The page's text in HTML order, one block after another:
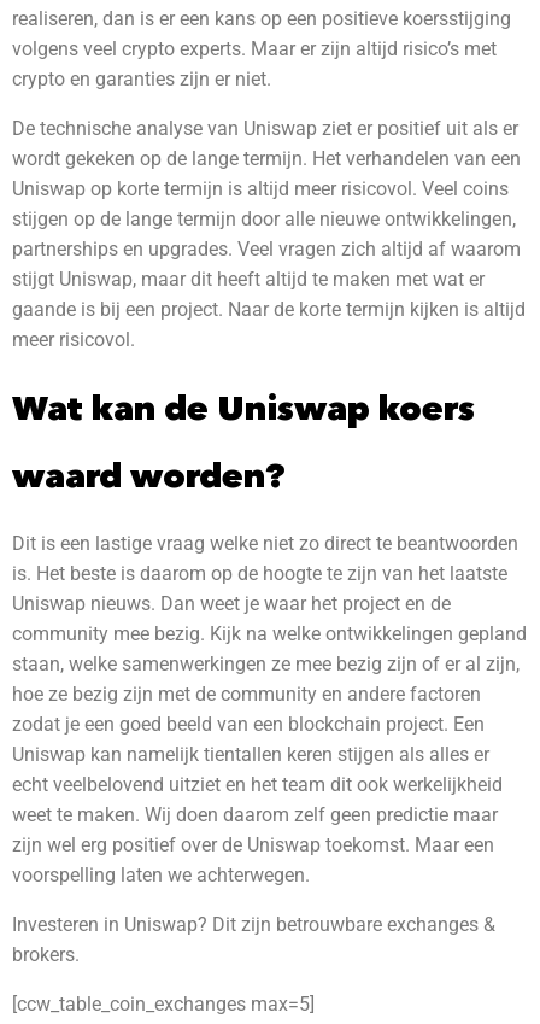
realiseren, dan is er een kans op een positieve koersstijging
volgens veel crypto experts. Maar er zijn altijd risico’s met
crypto en garanties zijn er niet.
De technische analyse van Uniswap ziet er positief uit als er
wordt gekeken op de lange termijn. Het verhandelen van een
Uniswap op korte termijn is altijd meer risicovol. Veel coins
stijgen op de lange termijn door alle nieuwe ontwikkelingen,
partnerships en upgrades. Veel vragen zich altijd af waarom
stijgt Uniswap, maar dit heeft altijd te maken met wat er
gaande is bij een project. Naar de korte termijn kijken is altijd
meer risicovol.
Wat kan de Uniswap koers
waard worden?
Dit is een lastige vraag welke niet zo direct te beantwoorden
is. Het beste is daarom op de hoogte te zijn van het laatste
Uniswap nieuws. Dan weet je waar het project en de
community mee bezig. Kijk na welke ontwikkelingen gepland
staan, welke samenwerkingen ze mee bezig zijn of er al zijn,
hoe ze bezig zijn met de community en andere factoren
zodat je een goed beeld van een blockchain project. Een
Uniswap kan namelijk tientallen keren stijgen als alles er
echt veelbelovend uitziet en het team dit ook werkelijkheid
weet te maken. Wij doen daarom zelf geen predictie maar
zijn wel erg positief over de Uniswap toekomst. Maar een
voorspelling laten we achterwegen.
Investeren in Uniswap? Dit zijn betrouwbare exchanges &
brokers.
[ccw_table_coin_exchanges max=5]